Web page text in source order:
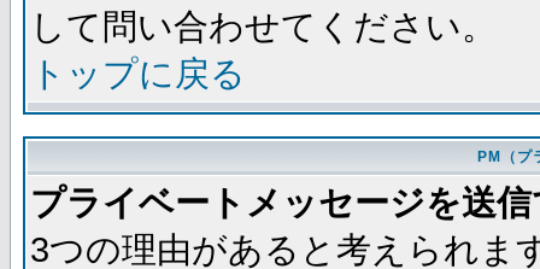
して問い合わせてください。
トップに戻る
PM（プ
プライベートメッセージを送
3つの理由があると考えられま